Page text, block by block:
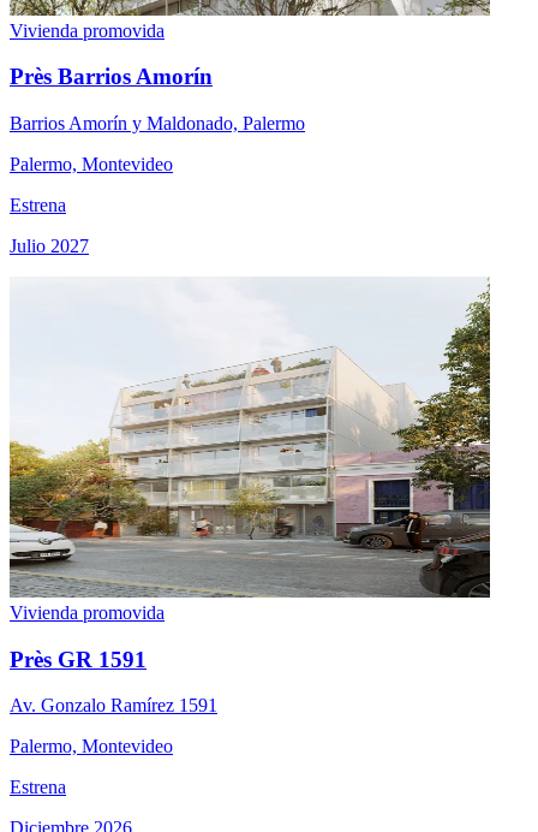
Vivienda promovida
Près Barrios Amorín
Barrios Amorín y Maldonado, Palermo
Palermo, Montevideo
Estrena
Julio 2027
Vivienda promovida
Près GR 1591
Av. Gonzalo Ramírez 1591
Palermo, Montevideo
Estrena